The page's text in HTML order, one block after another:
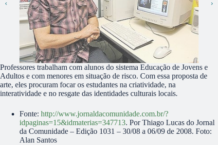
Professores trabalham com alunos do sistema Educação de Jovens e
Adultos e com menores em situação de risco. Com essa proposta de
arte, eles procuram focar os estudantes na criatividade, na
interatividade e no resgate das identidades culturais locais.
Fonte: http://www.jornaldacomunidade.com.br/?
idpaginas=15&idmaterias=347713. Por Thiago Lucas do Jornal
da Comunidade – Edição 1031 – 30/08 a 06/09 de 2008. Foto:
Alan Santos